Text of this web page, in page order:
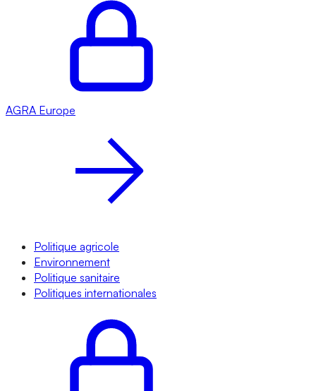
AGRA Europe
Politique agricole
Environnement
Politique sanitaire
Politiques internationales